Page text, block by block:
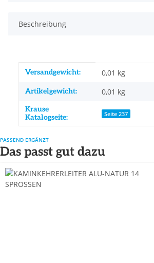
Beschreibung
Produkteigenschaft
Wert
Versandgewicht: 0,01 kg
Artikelgewicht: 0,01 kg
Krause
Katalogseite:
Seite 237
PASSEND ERGÄNZT
Das passt gut dazu